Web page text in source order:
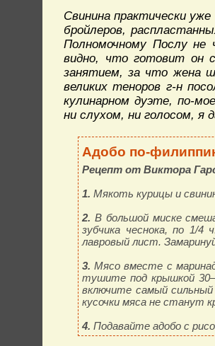
Свинина практически
бройлеров,
Полномочному Послу
видно, что готовит он
занятием, за что жена
великих теноров г-н
кулинарном дуэте, по-
ни слухом, ни голосом, я
Адобо по-
Рецепт от Виктора
1. Мякоть курицы и
2. В большой миске
зубчика чеснока, по 1/4
лавровый лист.
3. Мясо вместе с
тушите под крышкой
включите самый
кусочки мяса не станут
4. Подавайте адобо с